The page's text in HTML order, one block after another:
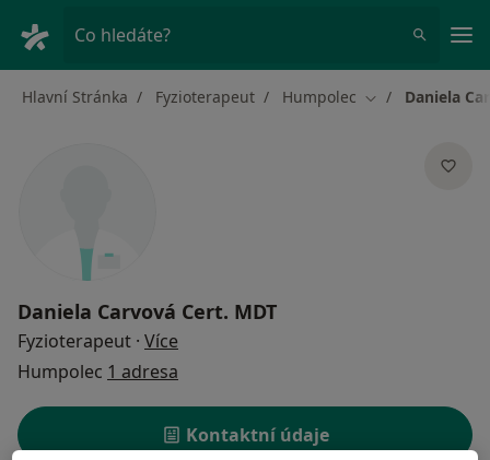
Co hledáte?
Hlavní Stránka Fyzioterapeut Humpolec Změna města
Daniela
Daniela Carvová Cert. MDT
Fyzioterapeut · Více
Humpolec 1 adresa
Kontaktní údaje